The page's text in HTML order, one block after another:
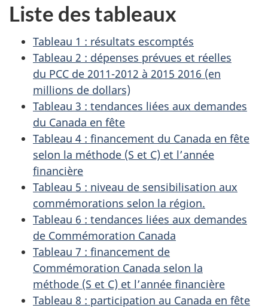
Liste des tableaux
Tableau 1 : résultats escomptés
Tableau 2 : dépenses prévues et réelles
du PCC de 2011-2012 à 2015 2016 (en
millions de dollars)
Tableau 3 : tendances liées aux demandes
du Canada en fête
Tableau 4 : financement du Canada en fête
selon la méthode (S et C) et l’année
financière
Tableau 5 : niveau de sensibilisation aux
commémorations selon la région.
Tableau 6 : tendances liées aux demandes
de Commémoration Canada
Tableau 7 : financement de
Commémoration Canada selon la
méthode (S et C) et l’année financière
Tableau 8 : participation au Canada en fête